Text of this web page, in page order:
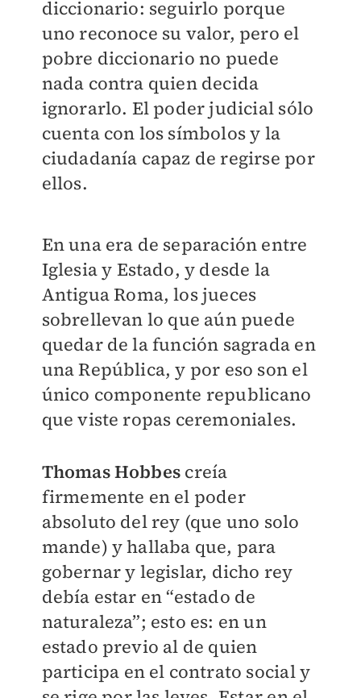
diccionario: seguirlo porque
uno reconoce su valor, pero el
pobre diccionario no puede
nada contra quien decida
ignorarlo. El poder judicial sólo
cuenta con los símbolos y la
ciudadanía capaz de regirse por
ellos.
En una era de separación entre
Iglesia y Estado, y desde la
Antigua Roma, los jueces
sobrellevan lo que aún puede
quedar de la función sagrada en
una República, y por eso son el
único componente republicano
que viste ropas ceremoniales.
Thomas Hobbes creía
firmemente en el poder
absoluto del rey (que uno solo
mande) y hallaba que, para
gobernar y legislar, dicho rey
debía estar en “estado de
naturaleza”; esto es: en un
estado previo al de quien
participa en el contrato social y